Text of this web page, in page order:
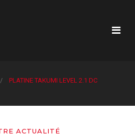
PLATINE TAKUMI LEVEL 2.1 DC
ACTUALITÉ